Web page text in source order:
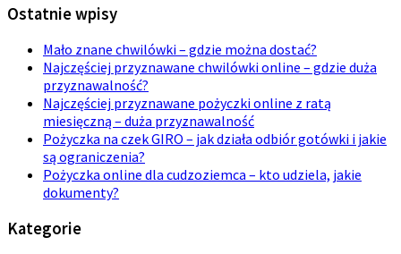
Ostatnie wpisy
Mało znane chwilówki – gdzie można dostać?
Najczęściej przyznawane chwilówki online – gdzie duża
przyznawalność?
Najczęściej przyznawane pożyczki online z ratą
miesięczną – duża przyznawalność
Pożyczka na czek GIRO – jak działa odbiór gotówki i jakie
są ograniczenia?
Pożyczka online dla cudzoziemca – kto udziela, jakie
dokumenty?
Kategorie